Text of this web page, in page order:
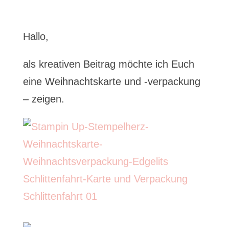
Hallo,
als kreativen Beitrag möchte ich Euch
eine Weihnachtskarte und -verpackung
– zeigen.